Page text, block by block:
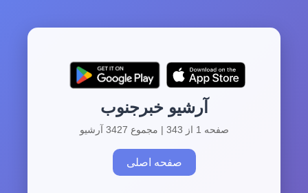
آرشیو خبرجنوب
صفحه 1 از 343 | مجموع 3427 آرشیو
صفحه اصلی